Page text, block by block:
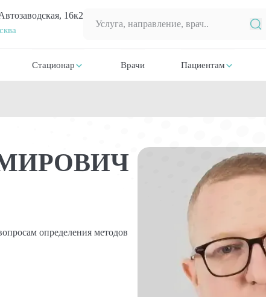
16к2
Стационар Врачи Пациентам
определения методов